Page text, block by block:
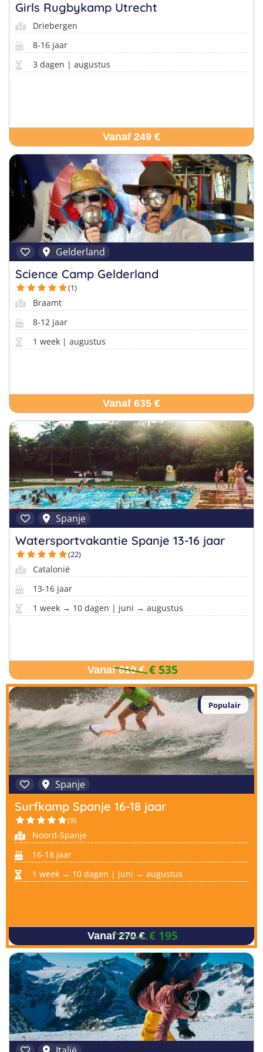
Pretpark Kampen
Italië Golfsurfkampen
Windsurfkampen
Kitesurfkampen
Vind jouw perfecte kamp
Girls Rugbykamp Utrecht
Driebergen
8-16 jaar
3 dagen | augustus
Vanaf 249 €
Gelderland
Science Camp Gelderland
(1)
Braamt
8-12 jaar
1 week | augustus
Vanaf 635 €
Spanje
Watersportvakantie Spanje 13-16 jaar
(22)
Catalonië
13-16 jaar
1 week → 10 dagen | juni → augustus
Vanaf 610 € € 535
Populair
Spanje
Surfkamp Spanje 16-18 jaar
(9)
Noord-Spanje
16-18 jaar
1 week → 10 dagen | juni → augustus
Vanaf 270 € € 195